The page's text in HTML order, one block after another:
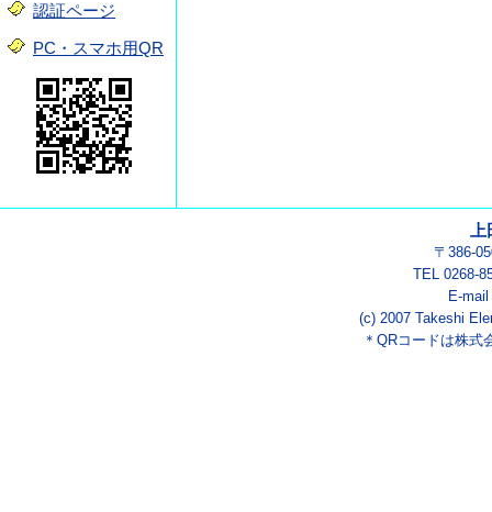
認証ページ
PC・スマホ用QR
〒386-
TEL 0268-
E-mail
(c) 2007 Takeshi
＊QRコードは株式